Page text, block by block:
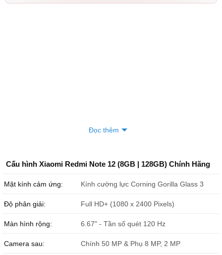
Đọc thêm
Cấu hình Xiaomi Redmi Note 12 (8GB | 128GB) Chính Hãng
Mặt kính cảm ứng: Kính cường lực Corning Gorilla Glass 3
Độ phân giải: Full HD+ (1080 x 2400 Pixels)
Màn hình rộng: 6.67" - Tần số quét 120 Hz
Camera sau: Chính 50 MP & Phụ 8 MP, 2 MP